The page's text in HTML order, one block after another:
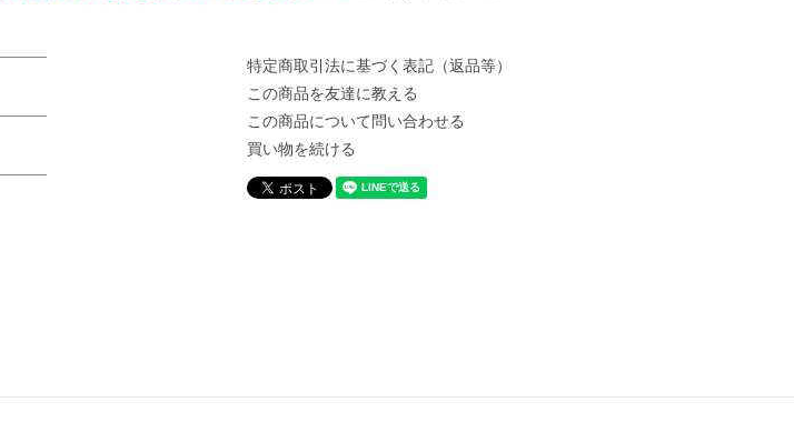
特定商取引法に基づく表記（返品等）
この商品を友達に教える
この商品について問い合わせる
買い物を続ける